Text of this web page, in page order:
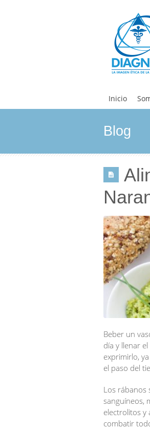
Inicio
Blog
Beber un
día y llenar
exprimirlo,
el paso del
Los rábanos
sanguíneos,
electrolitos y
combatir